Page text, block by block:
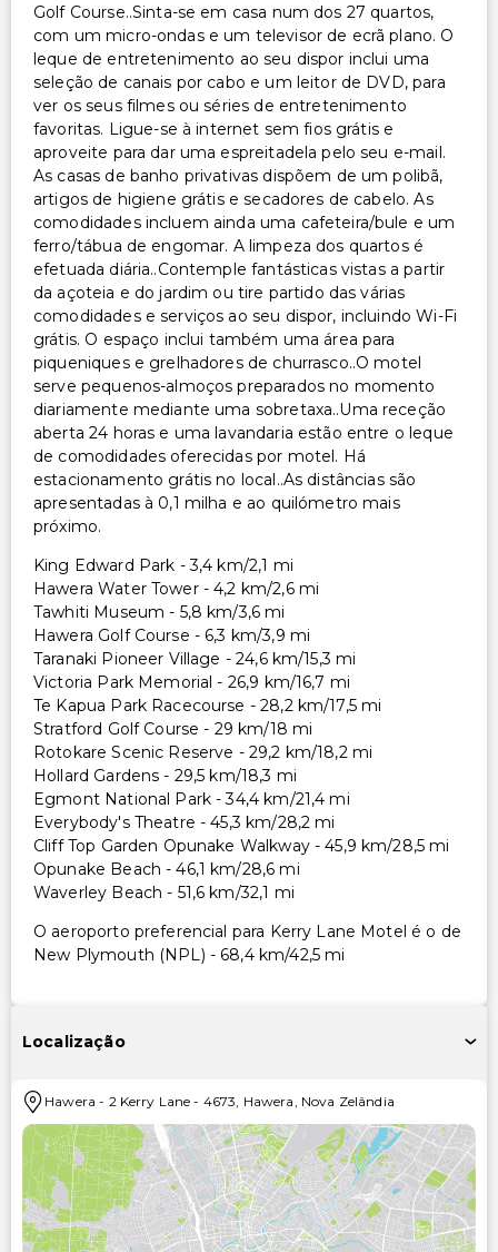
Outros serviços
Serviço de lavanderia
Golf Course..Sinta-se em casa num dos 27 quartos,
com um micro-ondas e um televisor de ecrã plano. O
leque de entretenimento ao seu dispor inclui uma
seleção de canais por cabo e um leitor de DVD, para
ver os seus filmes ou séries de entretenimento
favoritas. Ligue-se à internet sem fios grátis e
aproveite para dar uma espreitadela pelo seu e-mail.
As casas de banho privativas dispõem de um polibã,
artigos de higiene grátis e secadores de cabelo. As
comodidades incluem ainda uma cafeteira/bule e um
ferro/tábua de engomar. A limpeza dos quartos é
efetuada diária..Contemple fantásticas vistas a partir
da açoteia e do jardim ou tire partido das várias
comodidades e serviços ao seu dispor, incluindo Wi-Fi
grátis. O espaço inclui também uma área para
piqueniques e grelhadores de churrasco..O motel
serve pequenos-almoços preparados no momento
diariamente mediante uma sobretaxa..Uma receção
aberta 24 horas e uma lavandaria estão entre o leque
de comodidades oferecidas por motel. Há
estacionamento grátis no local..As distâncias são
apresentadas à 0,1 milha e ao quilómetro mais
próximo.
King Edward Park - 3,4 km/2,1 mi
Hawera Water Tower - 4,2 km/2,6 mi
Tawhiti Museum - 5,8 km/3,6 mi
Hawera Golf Course - 6,3 km/3,9 mi
Taranaki Pioneer Village - 24,6 km/15,3 mi
Victoria Park Memorial - 26,9 km/16,7 mi
Te Kapua Park Racecourse - 28,2 km/17,5 mi
Stratford Golf Course - 29 km/18 mi
Rotokare Scenic Reserve - 29,2 km/18,2 mi
Hollard Gardens - 29,5 km/18,3 mi
Egmont National Park - 34,4 km/21,4 mi
Everybody's Theatre - 45,3 km/28,2 mi
Cliff Top Garden Opunake Walkway - 45,9 km/28,5 mi
Opunake Beach - 46,1 km/28,6 mi
Waverley Beach - 51,6 km/32,1 mi
O aeroporto preferencial para Kerry Lane Motel é o de
New Plymouth (NPL) - 68,4 km/42,5 mi
Localização
Hawera - 2 Kerry Lane - 4673 Hawera Nova Zelândia